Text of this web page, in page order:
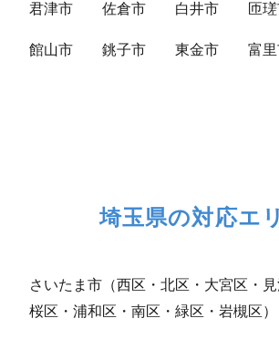
君津市 佐倉市 白井市 匝
館山市 銚子市 東金市 富
埼玉県の対応エ
さいたま市（西区・北区・大宮区・見
桜区・浦和区・南区・緑区・岩槻区）